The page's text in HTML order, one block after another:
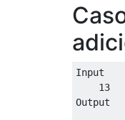
Input
    10
Output
Input
    13
Output